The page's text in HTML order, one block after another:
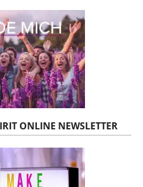
ONLINE NEWSLETTER